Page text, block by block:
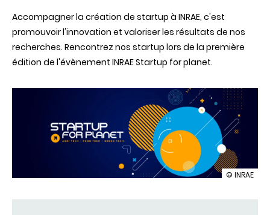
Accompagner la création de startup à INRAE, c'est
promouvoir l'innovation et valoriser les résultats de nos
recherches. Rencontrez nos startup lors de la première
édition de l'évènement INRAE Startup for planet.
illustration
© INRAE